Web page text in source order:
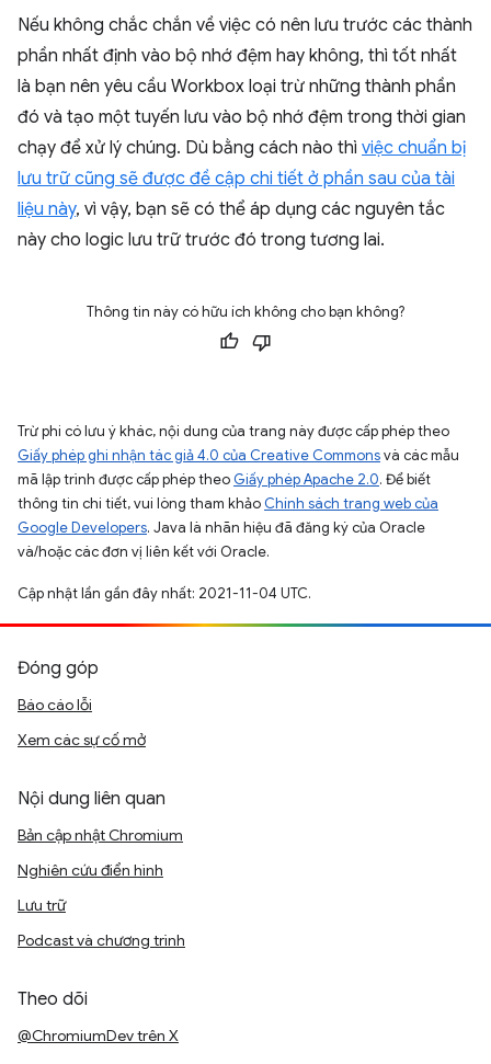
Nếu không chắc chắn về việc có nên lưu trước các thành
phần nhất định vào bộ nhớ đệm hay không, thì tốt nhất
là bạn nên yêu cầu Workbox loại trừ những thành phần
đó và tạo một tuyến lưu vào bộ nhớ đệm trong thời gian
chạy để xử lý chúng. Dù bằng cách nào thì việc chuẩn bị
lưu trữ cũng sẽ được đề cập chi tiết ở phần sau của tài
liệu này, vì vậy, bạn sẽ có thể áp dụng các nguyên tắc
này cho logic lưu trữ trước đó trong tương lai.
Thông tin này có hữu ích không cho bạn không?
Trừ phi có lưu ý khác, nội dung của trang này được cấp phép theo
Giấy phép ghi nhận tác giả 4.0 của Creative Commonsvà các mẫu
mã lập trình được cấp phép theo Giấy phép Apache 2.0. Để biết
thông tin chi tiết, vui lòng tham khảo Chính sách trang web của
Google Developers. Java là nhãn hiệu đã đăng ký của Oracle
và/hoặc các đơn vị liên kết với Oracle.
Cập nhật lần gần đây nhất: 2021-11-04 UTC.
Đóng góp
Báo cáo lỗi
Xem các sự cố mở
Nội dung liên quan
Bản cập nhật Chromium
Nghiên cứu điển hình
Lưu trữ
Podcast và chương trình
Theo dõi
@ChromiumDev trên X